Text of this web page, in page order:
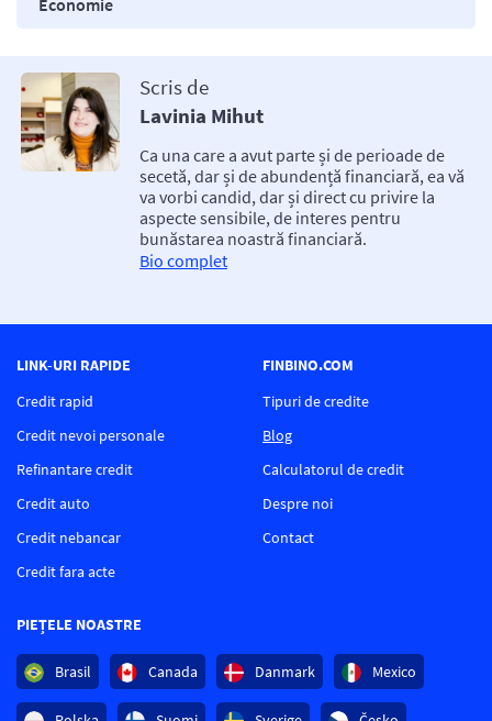
Scris de
Lavinia Mihut
Ca una care a avut parte și de perioade de
secetă, dar și de abundență financiară, ea vă
va vorbi candid, dar și direct cu privire la
aspecte sensibile, de interes pentru
bunăstarea noastră financiară.
Bio complet
LINK-URI RAPIDE
Credit rapid
Credit nevoi personale
Refinantare credit
Credit auto
Credit nebancar
Credit fara acte
FINBINO.COM
Tipuri de credite
Blog
Calculatorul de credit
Despre noi
Contact
PIEȚELE NOASTRE
Brasil Canada Danmark Mexico